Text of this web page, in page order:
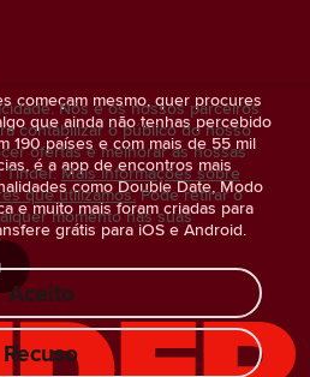
começam mesmo, quer procures
que ainda não tenhas percebido
190 países e com mais de 55 mil
é a app de encontros mais
como Double Date, Modo
e muito mais foram criadas para
grátis para iOS e Android.
Nós e os nossos parceiros
contabilizar o público do nosso
ofertas e melhorar as nossas
Mais informações sobre
que utilizamos. Pode retirar o
momento nas suas
Aceito
Recuso